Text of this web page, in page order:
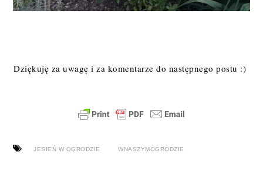
Dziękuję za uwagę i za komentarze do następnego postu :)
JESIEŃ W OGRODZIE WNASZYMOGRODZIE